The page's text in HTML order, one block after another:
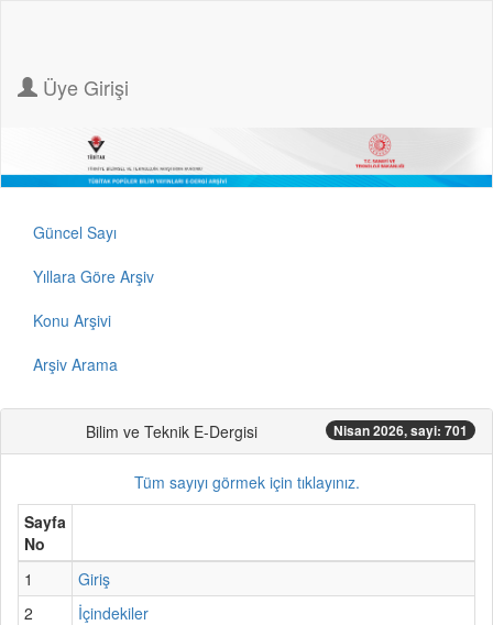
Üye Girişi
Güncel Sayı
Yıllara Göre Arşiv
Konu Arşivi
Arşiv Arama
Bilim ve Teknik E-Dergisi Nisan 2026, sayi: 701
Tüm sayıyı görmek için tıklayınız.
Sayfa
No
1
Giriş
2
İçindekiler